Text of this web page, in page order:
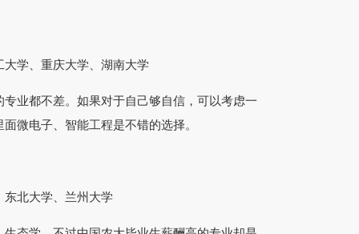
学、重庆大学、湖南大学
都不差。如果对于自己够自信，可以考虑一
微电子、智能工程是不错的选择。
北大学、兰州大学